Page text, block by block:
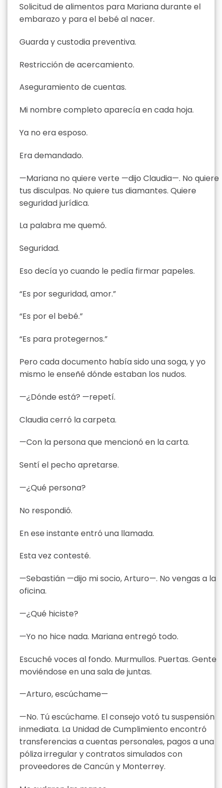
Solicitud de alimentos para Mariana durante el
embarazo y para el bebé al nacer.
Guarda y custodia preventiva.
Restricción de acercamiento.
Aseguramiento de cuentas.
Mi nombre completo aparecía en cada hoja.
Ya no era esposo.
Era demandado.
—Mariana no quiere verte —dijo Claudia—. No quiere
tus disculpas. No quiere tus diamantes. Quiere
seguridad jurídica.
La palabra me quemó.
Seguridad.
Eso decía yo cuando le pedía firmar papeles.
“Es por seguridad, amor.”
“Es por el bebé.”
“Es para protegernos.”
Pero cada documento había sido una soga, y yo
mismo le enseñé dónde estaban los nudos.
—¿Dónde está? —repetí.
Claudia cerró la carpeta.
—Con la persona que mencionó en la carta.
Sentí el pecho apretarse.
—¿Qué persona?
No respondió.
En ese instante entró una llamada.
Esta vez contesté.
—Sebastián —dijo mi socio, Arturo—. No vengas a la
oficina.
—¿Qué hiciste?
—Yo no hice nada. Mariana entregó todo.
Escuché voces al fondo. Murmullos. Puertas. Gente
moviéndose en una sala de juntas.
—Arturo, escúchame—
—No. Tú escúchame. El consejo votó tu suspensión
inmediata. La Unidad de Cumplimiento encontró
transferencias a cuentas personales, pagos a una
póliza irregular y contratos simulados con
proveedores de Cancún y Monterrey.